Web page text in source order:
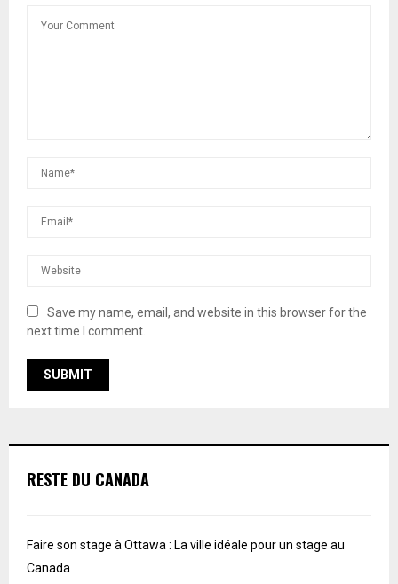
Save my name, email, and website in this browser for the
next time I comment.
RESTE DU CANADA
Faire son stage à Ottawa : La ville idéale pour un stage au
Canada